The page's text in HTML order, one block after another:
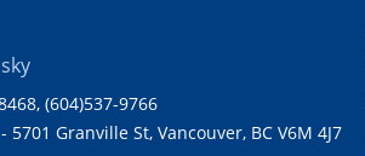
, (604)537-9766
5701 Granville St, Vancouver, BC V6M 4J7